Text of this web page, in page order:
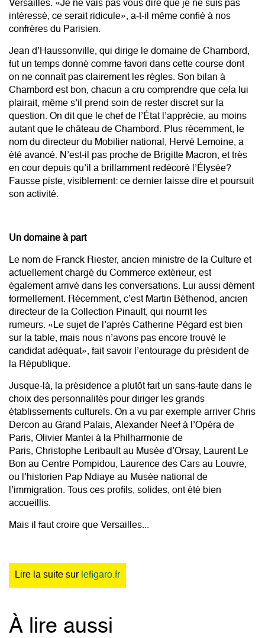
Versailles. «Je ne vais pas vous dire que je ne suis pas
intéressé, ce serait ridicule», a-t-il même confié à nos
confrères du Parisien.
Jean d’Haussonville, qui dirige le domaine de Chambord,
fut un temps donné comme favori dans cette course dont
on ne connaît pas clairement les règles. Son bilan à
Chambord est bon, chacun a cru comprendre que cela lui
plairait, même s’il prend soin de rester discret sur la
question. On dit que le chef de l’État l’apprécie, au moins
autant que le château de Chambord. Plus récemment, le
nom du directeur du Mobilier national, Hervé Lemoine, a
été avancé. N’est-il pas proche de Brigitte Macron, et très
en cour depuis qu’il a brillamment redécoré l’Élysée?
Fausse piste, visiblement: ce dernier laisse dire et poursuit
son activité.
Un domaine à part
Le nom de Franck Riester, ancien ministre de la Culture et
actuellement chargé du Commerce extérieur, est
également arrivé dans les conversations. Lui aussi dément
formellement. Récemment, c’est Martin Béthenod, ancien
directeur de la Collection Pinault, qui nourrit les
rumeurs. «Le sujet de l’après Catherine Pégard est bien
sur la table, mais nous n’avons pas encore trouvé le
candidat adéquat», fait savoir l’entourage du président de
la République.
Jusque-là, la présidence a plutôt fait un sans-faute dans le
choix des personnalités pour diriger les grands
établissements culturels. On a vu par exemple arriver Chris
Dercon au Grand Palais, Alexander Neefà l’Opéra de
Paris, Olivier Mantei à la Philharmonie de
Paris, Christophe Leribault au Musée d’Orsay, Laurent Le
Bon au Centre Pompidou, Laurence des Cars au Louvre,
ou l’historien Pap Ndiaye au Musée national de
l’immigration. Tous ces profils, solides, ont été bien
accueillis.
Mais il faut croire que Versailles...
Lire la suite sur lefigaro.fr
À lire aussi